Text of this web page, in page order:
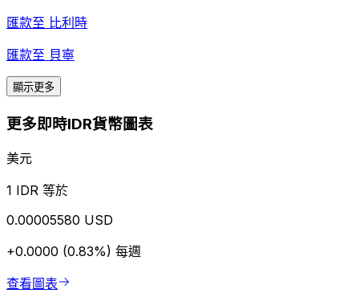
匯款至 比利時
匯款至 貝寧
顯示更多
更多即時IDR貨幣圖表
美元
1 IDR 等於
0.00005580 USD
+0.0000 (0.83%) 每週
查看圖表